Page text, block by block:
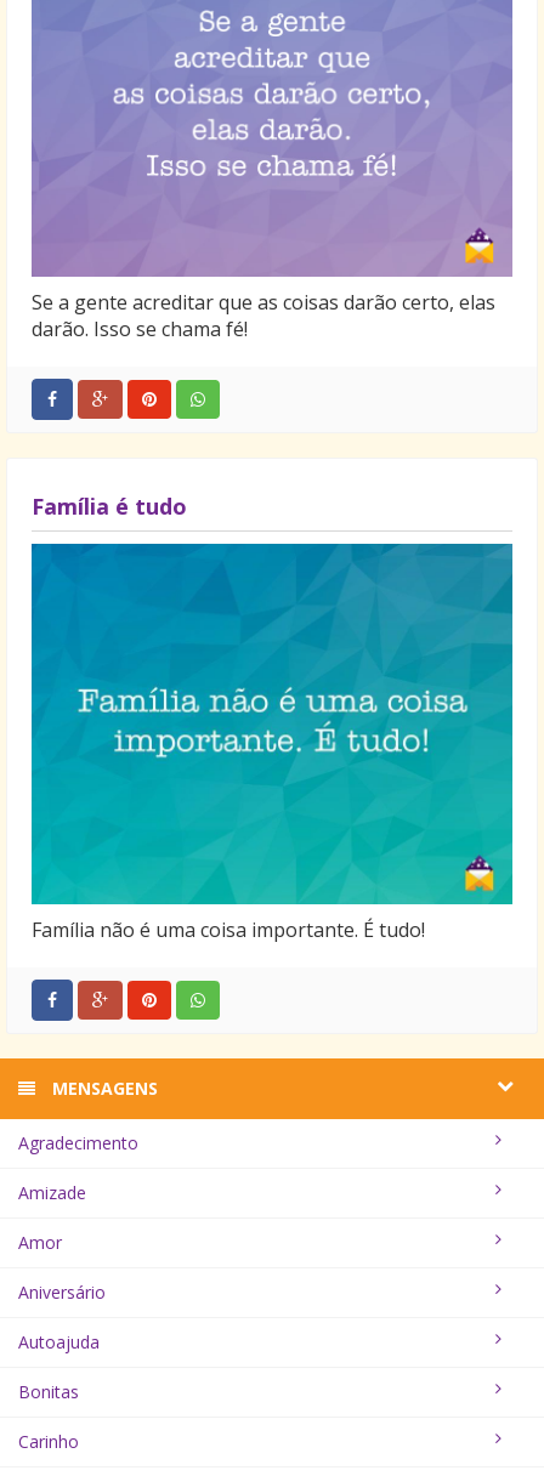
Se a gente acreditar que as coisas darão certo, elas
darão. Isso se chama fé!
Família é tudo
Família não é uma coisa importante. É tudo!
MENSAGENS
Agradecimento
Amizade
Amor
Aniversário
Autoajuda
Bonitas
Carinho